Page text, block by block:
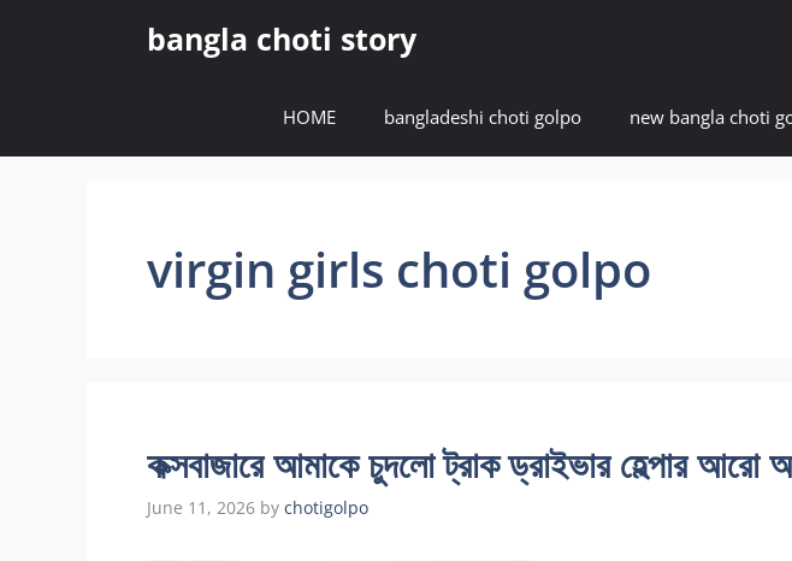
bangla choti story
HOME bangladeshi choti golpo new bangla choti
virgin girls choti golpo
কক্সবাজারে আমাকে চুদলো ট্রাক ড্রাইভার হেল্পার আরো
June 11, 2026 by chotigolpo